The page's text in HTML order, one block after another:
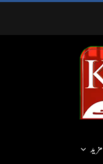
مزید